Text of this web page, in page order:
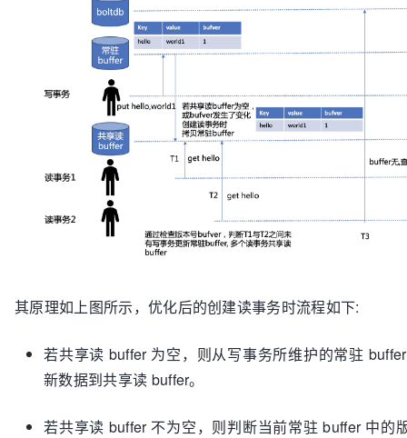
其原理如上图所示，优化后的创建读事务时流程如下:
若共享读 buffer 为空，则从写事务所维护的常驻
新数据到共享读 buffer。
若共享读 buffer 不为空，则判断当前常驻 buffer 中的